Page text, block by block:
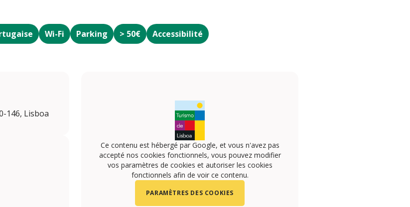
Wi-Fi Parking > 50€ Accessibilité
146, Lisboa
Ce contenu est hébergé par Google, et vous n'avez pas
accepté nos cookies fonctionnels, vous pouvez modifier
vos paramètres de cookies et autoriser les cookies
fonctionnels afin de voir ce contenu.
PARAMÈTRES DES COOKIES